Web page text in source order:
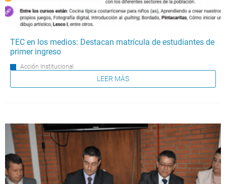
TEC en los medios: Destacan matrícula de estudiantes de
primer ingreso
Acción Institucional
LEER MÁS